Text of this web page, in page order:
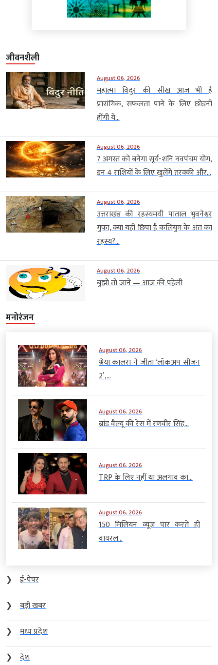
जीवनशैली
August 06, 2026
महात्मा विदुर की सीख आज भी है
प्रासंगिक, सफलता पाने के लिए छोड़नी
होंगी ये...
August 06, 2026
7 अगस्त को बनेगा सूर्य-शनि नवपंचम योग,
इन 4 राशियों के लिए खुलेंगे तरक्की और...
August 06, 2026
उत्तराखंड की रहस्यमयी पाताल भुवनेश्वर
गुफा, क्या यहीं छिपा है कलियुग के अंत का
रहस्य?...
August 06, 2026
बुझो तो जाने — आज की पहेली
मनोरंजन
August 06, 2026
श्रेया कालरा ने जीता ‘लॉकअप सीजन
2’,...
August 06, 2026
ब्रांड वैल्यू की रेस में रणवीर सिंह...
August 06, 2026
TRP के लिए नहीं था अलगाव का...
August 06, 2026
150 मिलियन व्यूज पार करते ही
वायरल...
❯
ई-पेपर
❯
बड़ी खबर
❯
मध्य प्रदेश
❯
देश